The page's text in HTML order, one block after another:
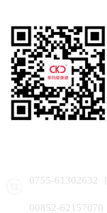
0755-
00852-62157070